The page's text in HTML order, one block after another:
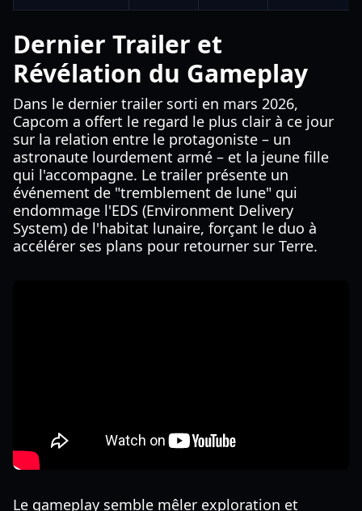
Dernier Trailer et
Révélation du Gameplay
Dans le dernier trailer sorti en mars 2026,
Capcom a offert le regard le plus clair à ce jour
sur la relation entre le protagoniste – un
astronaute lourdement armé – et la jeune fille
qui l'accompagne. Le trailer présente un
événement de "tremblement de lune" qui
endommage l'EDS (Environment Delivery
System) de l'habitat lunaire, forçant le duo à
accélérer ses plans pour retourner sur Terre.
Le gameplay semble mêler exploration et